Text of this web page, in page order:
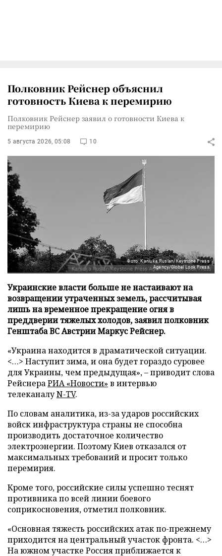
Полковник Рейснер объяснил
готовность Киева к перемирию
Полковник Рейснер заявил о готовности Киева к
перемирию
5 августа 2026, 05:08 10
Фото: Kaniuka Ruslan/Keystone Press
Agency/Global Look Press
Украинские власти больше не настаивают на
возвращении утраченных земель, рассчитывая
лишь на временное прекращение огня в
преддверии тяжелых холодов, заявил полковник
Генштаба ВС Австрии Маркус Рейснер.
«Украина находится в драматической ситуации.
<…> Наступит зима, и она будет гораздо суровее
для Украины, чем предыдущая», – приводит слова
РейснераРИА «Новости» в интервью
телеканалуN-TV.
По словам аналитика, из-за ударов российских
войск инфраструктура страны не способна
производить достаточное количество
электроэнергии. Поэтому Киев отказался от
максимальных требований и просит только
перемирия.
Кроме того, российские силы успешно теснят
противника по всей линии боевого
соприкосновения, отметил полковник.
«Основная тяжесть российских атак по-прежнему
приходится на центральный участок фронта. <…>
На южном участке Россия приближается к